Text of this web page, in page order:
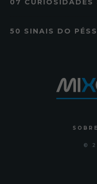
07 CURIOSIDADES
50 SINAIS DO
SOBRE
©